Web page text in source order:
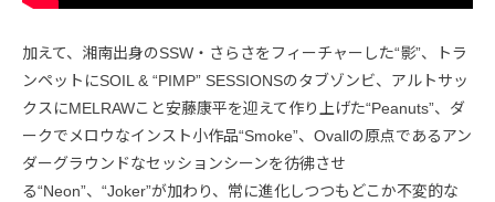
加えて、湘南出身のSSW・さらさをフィーチャーした“影”、トラ
ンペットにSOIL & “PIMP” SESSIONSのタブゾンビ、アルトサッ
クスにMELRAWこと安藤康平を迎えて作り上げた“Peanuts”、ダ
ークでメロウなインスト小作品“Smoke”、Ovallの原点であるアン
ダーグラウンドなセッションシーンを彷彿させ
る“Neon”、“Joker”が加わり、常に進化しつつもどこか不変的な